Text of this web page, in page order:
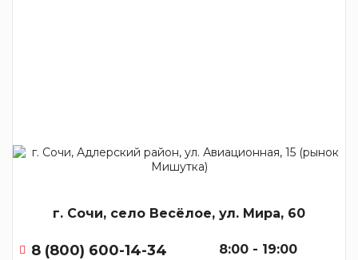
г. Сочи, село Весёлое, ул. Мира, 60
8 (800) 600-14-34 8:00 - 19:00